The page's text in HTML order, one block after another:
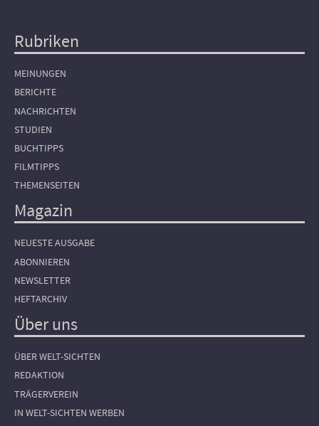
Hauptnavigation
Rubriken
MEINUNGEN
BERICHTE
NACHRICHTEN
STUDIEN
BUCHTIPPS
FILMTIPPS
THEMENSEITEN
Magazin
NEUESTE AUSGABE
ABONNIEREN
NEWSLETTER
HEFTARCHIV
Über uns
ÜBER WELT-SICHTEN
REDAKTION
TRÄGERVEREIN
IN WELT-SICHTEN WERBEN